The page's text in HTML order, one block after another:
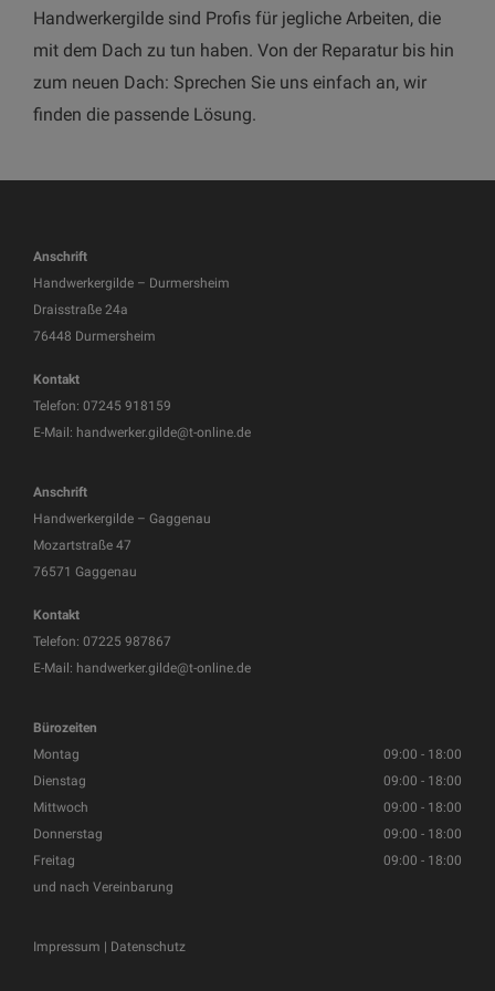
Handwerkergilde sind Profis für jegliche Arbeiten, die
mit dem Dach zu tun haben. Von der Reparatur bis hin
zum neuen Dach: Sprechen Sie uns einfach an, wir
finden die passende Lösung.
Anschrift
Handwerkergilde – Durmersheim
Draisstraße 24a
76448 Durmersheim
Kontakt
Telefon: 07245 918159
E-Mail: handwerker.gilde@t-online.de
Anschrift
Handwerkergilde – Gaggenau
Mozartstraße 47
76571 Gaggenau
Kontakt
Telefon: 07225 987867
E-Mail: handwerker.gilde@t-online.de
Bürozeiten
Montag
09:00 - 18:00
Dienstag
09:00 - 18:00
Mittwoch
09:00 - 18:00
Donnerstag
09:00 - 18:00
Freitag
09:00 - 18:00
und nach Vereinbarung
Impressum | Datenschutz